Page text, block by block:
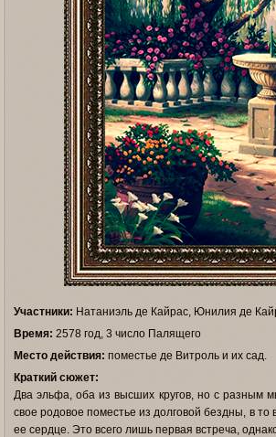
Участники: Натаниэль де Кайрас, Юнилия де
Время: 2578 год, 3 число Палящего
Место действия: поместье де Витроль и их сад.
Краткий сюжет:
Два эльфа, оба из высших кругов, но с разным
свое родовое поместье из долговой бездны, в
ее сердце. Это всего лишь первая встреча,